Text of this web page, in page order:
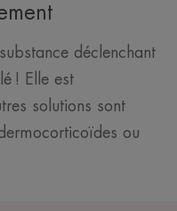
déclenchant
! Elle est
solutions sont
ou